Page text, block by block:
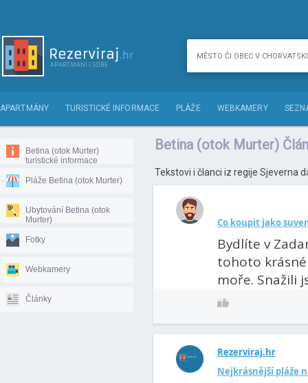
APARTMÁNY TURISTICKÉ INFORMACE PLÁŽE WEBKAMERY
Betina (otok Murter)
turistické informace
Pláže Betina (otok Murter)
Ubytování Betina (otok
Murter)
Fotky
Webkamery
Články
Betina (otok Murter)
Tekstovi i članci iz regije Sjeverna
Co koupit jako
Bydlíte v
tohoto
moře. Snažili
Rezerviraj.hr
Nejkrásnější pláže